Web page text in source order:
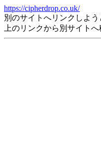
https://cipherdrop.co.uk/
別のサイトへリンクしよう
上のリンクから別サイト